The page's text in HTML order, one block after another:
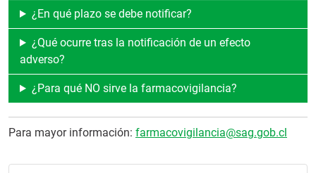
¿En qué plazo se debe notificar?
¿Qué ocurre tras la notificación de un efecto
adverso?
¿Para qué NO sirve la farmacovigilancia?
Para mayor información: farmacovigilancia@sag.gob.cl